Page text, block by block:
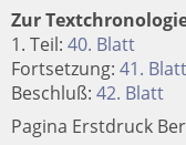
Zur
1. Teil: 40. Blatt
Fortsetzung: 41. Blatt
Beschluß: 42. Blatt
Pagina Erstdruck